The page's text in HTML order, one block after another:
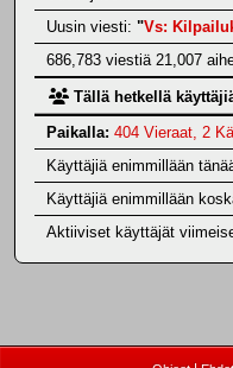
Uusin viesti: "Vs:
686,783 viestiä 21,007
Tällä hetkellä
Paikalla: 404 Vieraat, 2
Käyttäjiä enimmillään
Käyttäjiä enimmillään
Aktiiviset käyttäjät